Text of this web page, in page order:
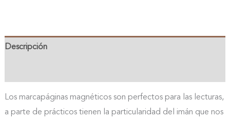
Descripción
Los marcapáginas magnéticos son perfectos para las lecturas,
a parte de prácticos tienen la particularidad del imán que nos